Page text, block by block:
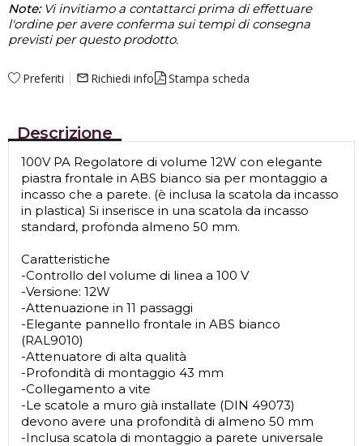
Note: Vi invitiamo a contattarci prima di effettuare
l'ordine per avere conferma sui tempi di consegna
previsti per questo prodotto.
Preferiti mail_outline Richiedi info Stampa scheda
Descrizione
100V PA Regolatore di volume 12W con elegante
piastra frontale in ABS bianco sia per montaggio a
incasso che a parete. (è inclusa la scatola da incasso
in plastica) Si inserisce in una scatola da incasso
standard, profonda almeno 50 mm.
Caratteristiche
-Controllo del volume di linea a 100 V
-Versione: 12W
-Attenuazione in 11 passaggi
-Elegante pannello frontale in ABS bianco
(RAL9010)
-Attenuatore di alta qualità
-Profondità di montaggio 43 mm
-Collegamento a vite
-Le scatole a muro già installate (DIN 49073)
devono avere una profondità di almeno 50 mm
-Inclusa scatola di montaggio a parete universale